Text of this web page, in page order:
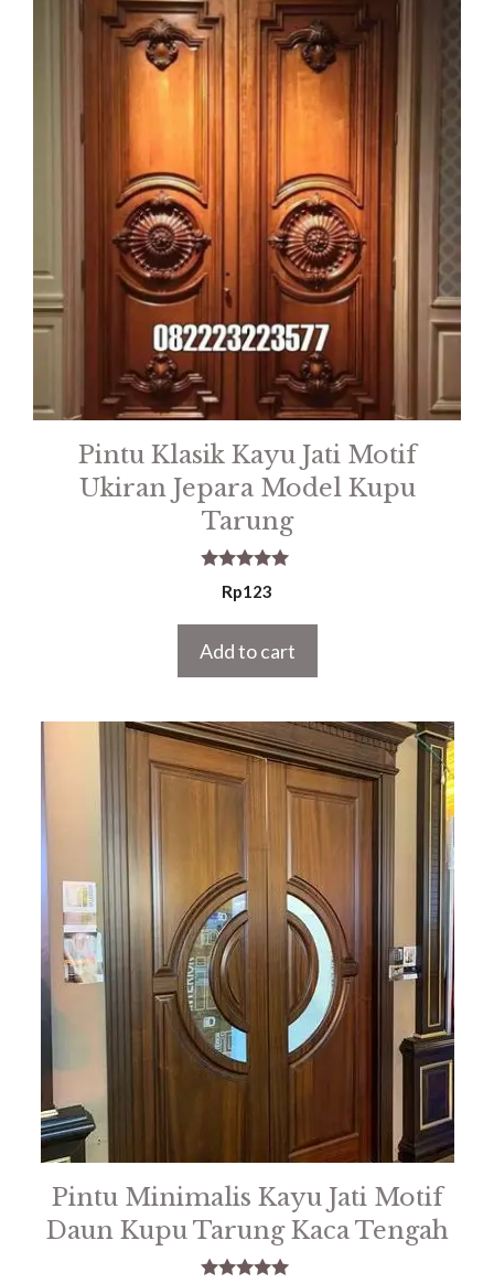
Pintu Klasik Kayu Jati Motif
Ukiran Jepara Model Kupu
Tarung
5.00
out of 5
Rp123
Add to cart
Pintu Minimalis Kayu Jati Motif
Daun Kupu Tarung Kaca Tengah